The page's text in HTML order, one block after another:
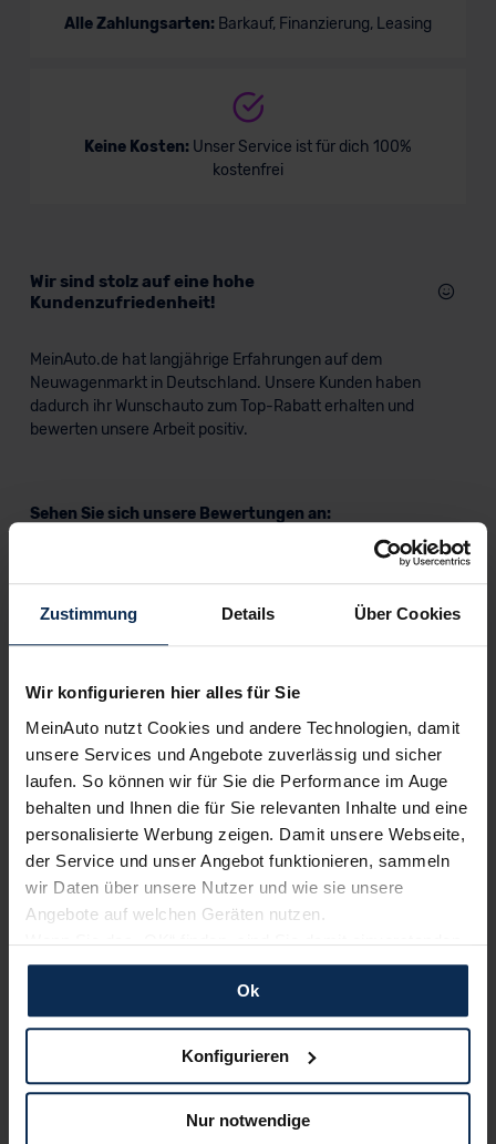
Zustimmung Details Über Cookies
Wir konfigurieren hier alles für Sie
MeinAuto nutzt Cookies und andere Technologien, damit
unsere Services und Angebote zuverlässig und sicher
laufen. So können wir für Sie die Performance im Auge
behalten und Ihnen die für Sie relevanten Inhalte und eine
personalisierte Werbung zeigen. Damit unsere Webseite,
der Service und unser Angebot funktionieren, sammeln
wir Daten über unsere Nutzer und wie sie unsere
Angebote auf welchen Geräten nutzen.
Wenn Sie das „OK“ finden, sind Sie damit einverstanden
und erlauben uns Cookies für unseren Service zu
verwenden und diese Daten an Dritte weiterzugeben,
etwa an unsere Marketingpartner. Falls Sie dem nicht
zustimmen möchten, beschränken wir uns auf die
dann nicht auf Sie zuschneiden und Sie somit nicht
perfekt auf dem Weg zu Ihrem Neuwagen unterstützen.
Ok
Konfigurieren
Nur notwendige
Land Rover Discovery Sport Plug-in-
Hybrid
Alle Zahlungsarten: Barkauf, Finanzierung, Leasing
Keine Kosten: Unser Service ist für dich 100%
kostenfrei
Wir sind stolz auf eine hohe
Kundenzufriedenheit!
MeinAuto.de hat langjährige Erfahrungen auf dem
Neuwagenmarkt in Deutschland. Unsere Kunden haben
dadurch ihr Wunschauto zum Top-Rabatt erhalten und
bewerten unsere Arbeit positiv.
Sehen Sie sich unsere Bewertungen an:
Nachrichten
KI-generiert
Euro NCAP: Land Rover Discovery Sport
überzeugt mit Topnoten